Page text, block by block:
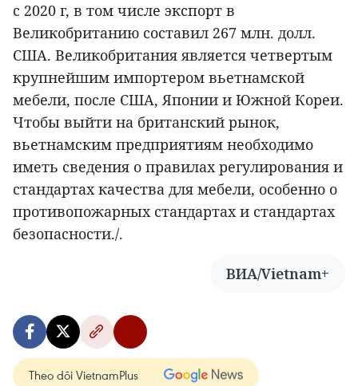
с 2020 г, в том числе экспорт в
Великобританию составил 267 млн. долл.
США. Великобритания является четвертым
крупнейшим импортером вьетнамской
мебели, после США, Японии и Южной Кореи.
Чтобы выйти на британский рынок,
вьетнамским предприятиям необходимо
иметь сведения о правилах регулирования и
стандартах качества для мебели, особенно о
противопожарных стандартах и стандартах
безопасности./.
ВИА/Vietnam+
Theo dõi VietnamPlus